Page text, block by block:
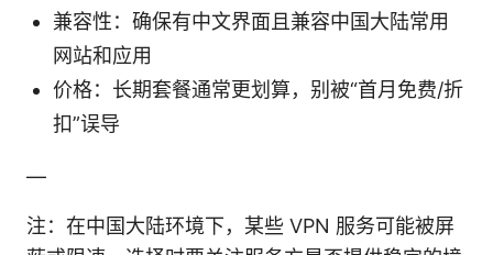
兼容性：确保有中文界面且兼容中国大陆常用
网站和应用
价格：长期套餐通常更划算，别被“首月免费/折
扣”误导
—
注：在中国大陆环境下，某些 VPN 服务可能被屏